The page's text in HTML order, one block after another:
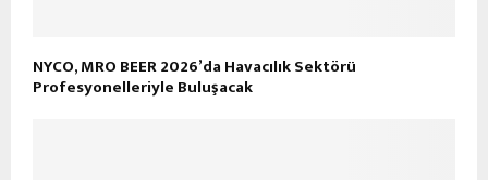
NYCO, MRO BEER 2026’da Havacılık Sektörü
Profesyonelleriyle Buluşacak